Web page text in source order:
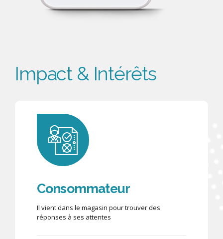
Impact & Intérêts
Consommateur
Il vient dans le magasin pour trouver des
réponses à ses attentes